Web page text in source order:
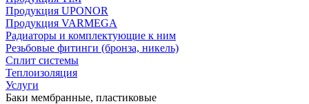
Продукция UPONOR
Продукция VARMEGA
Радиаторы и комплектующие к ним
Резьбовые фитинги (бронза, никель)
Сплит системы
Теплоизоляция
Услуги
Баки мембранные, пластиковые